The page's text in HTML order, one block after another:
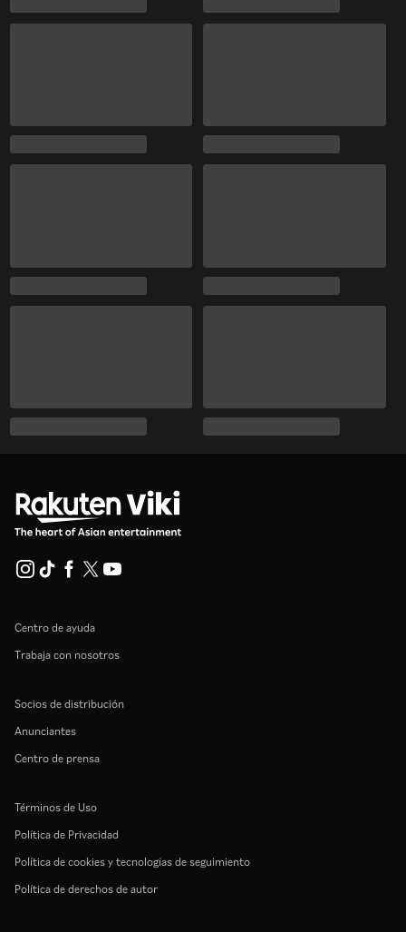
Centro de ayuda
Trabaja con nosotros
Socios de distribución
Anunciantes
Centro de prensa
Términos de Uso
Política de Privacidad
Política de cookies y tecnologías de seguimiento
Política de derechos de autor